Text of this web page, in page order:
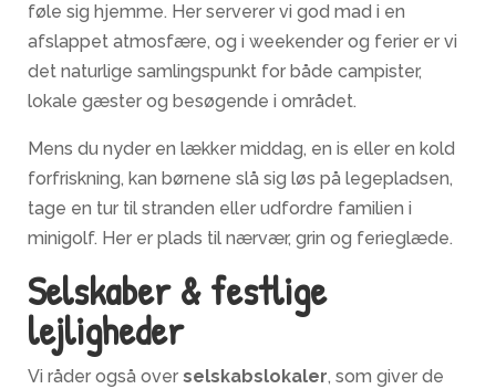
føle sig hjemme. Her serverer vi god mad i en
afslappet atmosfære, og i weekender og ferier er vi
det naturlige samlingspunkt for både campister,
lokale gæster og besøgende i området.
Mens du nyder en lækker middag, en is eller en kold
forfriskning, kan børnene slå sig løs på legepladsen,
tage en tur til stranden eller udfordre familien i
minigolf. Her er plads til nærvær, grin og ferieglæde.
Selskaber & festlige
lejligheder
Vi råder også over selskabslokaler, som giver de